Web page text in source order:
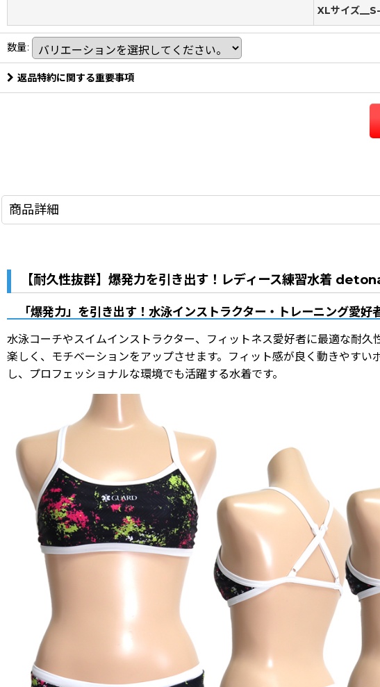
XLサイズ
数量:
返品特約に関する重要事項
商品詳細
【耐久性抜群】爆発力を引き出す！レディース練習水着
「爆発力」を引き出す！水泳インストラクター・トレーニング愛好
水泳コーチやスイムインストラクター、フィットネス愛好者に最適な耐
楽しく、モチベーションをアップさせます。フィット感が良く動きやす
し、プロフェッショナルな環境でも活躍する水着です。